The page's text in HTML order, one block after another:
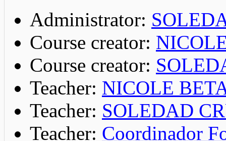
Administrator:
Course creator:
Course creator:
Teacher: NICOLE
Teacher: SOLEDAD
Teacher: Coordinador